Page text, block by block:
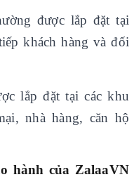
được lắp đặt tại
khách hàng và đối
lắp đặt tại các khu
nhà hàng, căn hộ
hành của ZalaaVN